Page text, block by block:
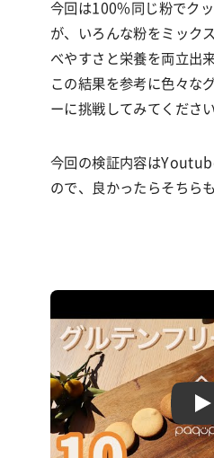
今回は100%同じ粉でク
が、いろんな粉をミック
べやすさと栄養を両立出
この結果を参考に色々な
ーに挑戦してみてください
今回の検証内容は
ので、良かったらそちら